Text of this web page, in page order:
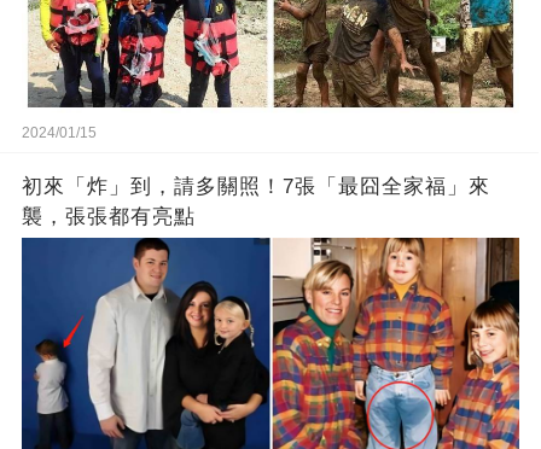
2024/01/15
初來「炸」到，請多關照！7張「最囧全家福」來
襲，張張都有亮點